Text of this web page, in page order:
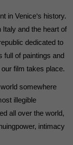
in Venice‘s history.
and the heart of
dedicated to
full of paintings and
film takes place.
somewhere
illegible
all over the world,
intimacy